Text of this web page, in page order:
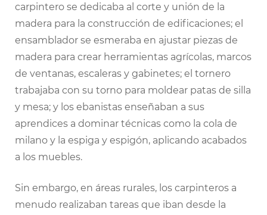
carpintero se dedicaba al corte y unión de la
madera para la construcción de edificaciones; el
ensamblador se esmeraba en ajustar piezas de
madera para crear herramientas agrícolas, marcos
de ventanas, escaleras y gabinetes; el tornero
trabajaba con su torno para moldear patas de silla
y mesa; y los ebanistas enseñaban a sus
aprendices a dominar técnicas como la cola de
milano y la espiga y espigón, aplicando acabados
a los muebles.
Sin embargo, en áreas rurales, los carpinteros a
menudo realizaban tareas que iban desde la